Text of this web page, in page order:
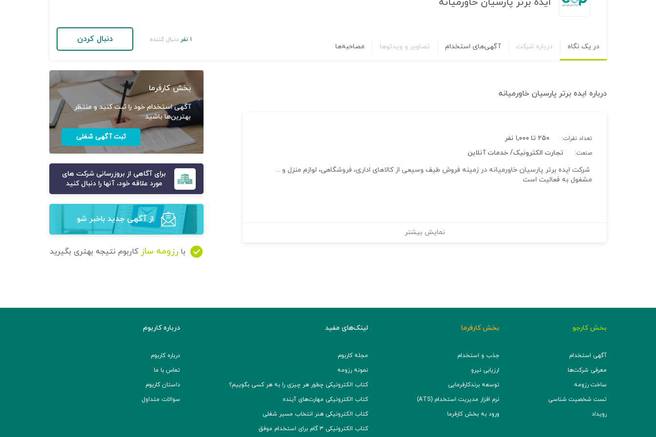
در یک نگاه درباره شرکت آگهی‌های استخدام تصاویر و ویدئوها مصاحبه‌ها
۱ نفر دنبال کننده دنبال کردن
درباره ایده برتر پارسیان خاورمیانه
تعداد نفرات: ۲۵۰ تا ۱,۰۰۰ نفر
صنعت:
تجارت الکترونیک/ خدمات آنلاین
شرکت ایده برتر پارسیان خاورمیانه در زمینه فروش طیف وسیعی از کالاهای اداری، فروشگاهی، لوازم منزل و ...
مشغول به فعالیت است
نمایش بیشتر
بخش کارفرما
آگهی استخدام خود را ثبت کنید و منتظر
بهترین‌ها باشید
ثبت آگهی شغلی
برای آگاهی از بروزرسانی شرکت های
مورد علاقه خود، آنها را دنبال کنید
از آگهی‌ جدید باخبر شو
با رزومه ساز کاربوم نتیجه بهتری بگیرید
بخش کارجو
آگهی استخدام
معرفی شرکت‌ها
ساخت رزومه
تست شخصیت شناسی
رویداد
بخش کارفرما
جذب و استخدام
ارزیابی نیرو
توسعه برند‌کارفرمایی
نرم افزار مدیریت استخدام (ATS)
ورود به بخش کارفرما
لینک‌های مفید
مجله کاربوم
نمونه رزومه
کتاب الکترونیکی چطور هر چیزی را به هر کسی بگوییم؟
کتاب الکترونیکی مهارت‌های آینده
کتاب الکترونیکی هنر انتخاب مسیر شغلی
کتاب الکترونیکی ۳ گام برای استخدام موفق
درباره کاربوم
درباره کاربوم
تماس با ما
داستان کاربوم
سوالات متداول